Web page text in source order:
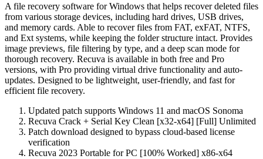
A file recovery software for Windows that helps recover deleted files
from various storage devices, including hard drives, USB drives,
and memory cards. Able to recover files from FAT, exFAT, NTFS,
and Ext systems, while keeping the folder structure intact. Provides
image previews, file filtering by type, and a deep scan mode for
thorough recovery. Recuva is available in both free and Pro
versions, with Pro providing virtual drive functionality and auto-
updates. Designed to be lightweight, user-friendly, and fast for
efficient file recovery.
Updated patch supports Windows 11 and macOS Sonoma
Recuva Crack + Serial Key Clean [x32-x64] [Full] Unlimited
Patch download designed to bypass cloud-based license
verification
Recuva 2023 Portable for PC [100% Worked] x86-x64